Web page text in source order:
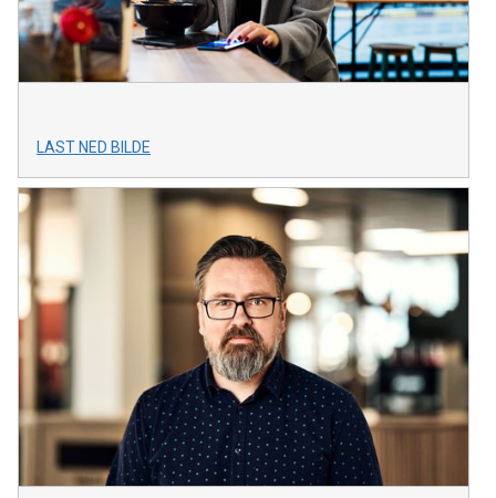
LAST NED BILDE